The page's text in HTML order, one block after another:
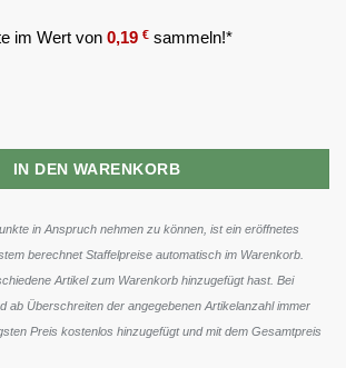
im Wert von 0,19 € sammeln!*
Forte 180 Tabletten Menge
IN DEN WARENKORB
in Anspruch nehmen zu können, ist ein eröffnetes
berechnet Staffelpreise automatisch im Warenkorb.
Artikel zum Warenkorb hinzugefügt hast. Bei
ab Überschreiten der angegebenen Artikelanzahl immer
Preis kostenlos hinzugefügt und mit dem Gesamtpreis